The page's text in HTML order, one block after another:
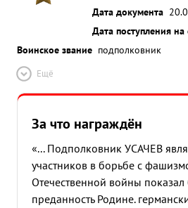
Дата документа
Дата поступления
Воинское звание подполковник
Ещё
За что награждён
«... Подполковник УСАЧЕВ
участников в борьбе с
Отечественной войны
преданность Родине.